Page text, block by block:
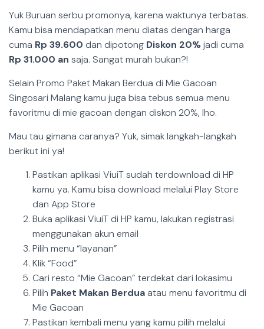
Yuk Buruan serbu promonya, karena waktunya terbatas.
Kamu bisa mendapatkan menu diatas dengan harga
cuma Rp 39.600 dan dipotong Diskon 20%jadi cuma
Rp 31.000 an saja. Sangat murah bukan?!
Selain Promo Paket Makan Berdua di Mie Gacoan
Singosari Malang kamu juga bisa tebus semua menu
favoritmu di mie gacoan dengan diskon 20%, lho.
Mau tau gimana caranya? Yuk, simak langkah-langkah
berikut ini ya!
Pastikan aplikasi ViuiT sudah terdownload di HP
kamu ya. Kamu bisa download melalui Play Store
dan App Store
Buka aplikasi ViuiT di HP kamu, lakukan registrasi
menggunakan akun email
Pilih menu “layanan”
Klik “Food”
Cari resto “Mie Gacoan” terdekat dari lokasimu
Pilih Paket Makan Berduaatau menu favoritmu di
Mie Gacoan
Pastikan kembali menu yang kamu pilih melalui